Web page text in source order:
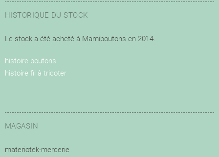
HISTORIQUE DU STOCK
Le stock a été acheté à Mamiboutons en 2014.
histoire boutons
histoire fil à tricoter
MAGASIN
materiotek-mercerie